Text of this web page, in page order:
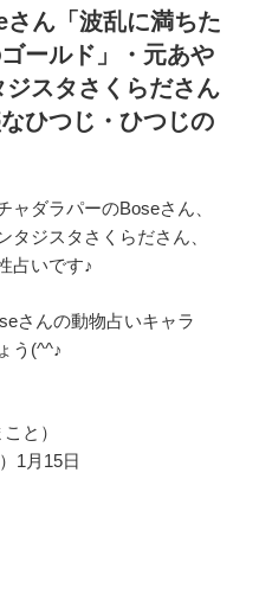
ん「波乱に満ちた
ールド」・元あや
スタさくらださん
ひつじ・ひつじの
ャダラパーのBoseさん、
タジスタさくらださん、
占いです♪
さんの動物占いキャラ
う(^^♪
と）
1月15日